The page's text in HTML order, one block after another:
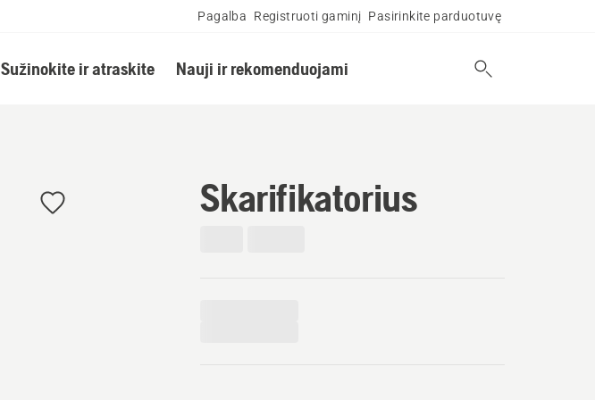
Pagalba Registruoti gaminį Pasirinkite parduotuvę
Sužinokite ir atraskite Nauji ir rekomenduojami
Skarifikatorius